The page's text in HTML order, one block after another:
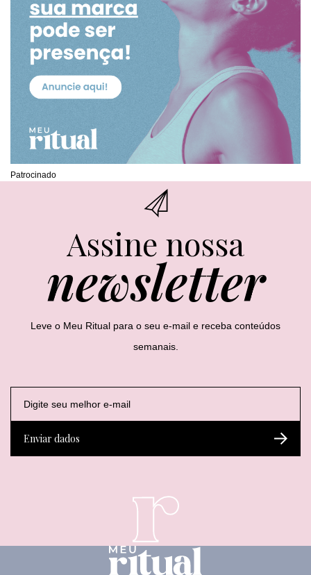
Patrocinado
Assine nossa
newsletter
Leve o Meu Ritual para o seu e-mail e receba conteúdos
semanais.
m
l
m
l
-
m
i
m
l
Enviar dados